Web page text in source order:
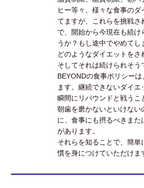
ヒー等々、様々な食事の
てますが、これらを挑戦さ
で、開始から今現在も続け
うか？もし途中でやめてし
どのようなダイエットをさ
そしてそれは続けられそう
BEYONDの食事ポリシー
ます。継続できないダイ
瞬間にリバウンドと戦うこ
朝歯を磨かないといけない
に、食事にも摂るべきまた
があります。
それらを知ることで、簡単
慣を身につけていただけま